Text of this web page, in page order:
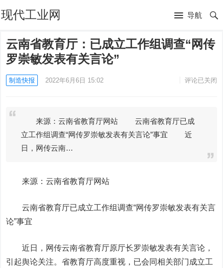
现代工业网 导航
云南省教育厅：已成立工作组调查“网传
罗崇敏发表有关言论”
制造快报 2022年6月6日 15:02 评论已关闭
来源：云南省教育厅网站 云南省教育厅已成
立工作组调查“网传罗崇敏发表有关言论”事宜 近
日，网传云南…
来源：云南省教育厅网站
云南省教育厅已成立工作组调查“网传罗崇敏发表有关言
论”事宜
近日，网传云南省教育厅原厅长罗崇敏发表有关言论，
引起舆论关注。省教育厅高度重视，已会同相关部门成立工